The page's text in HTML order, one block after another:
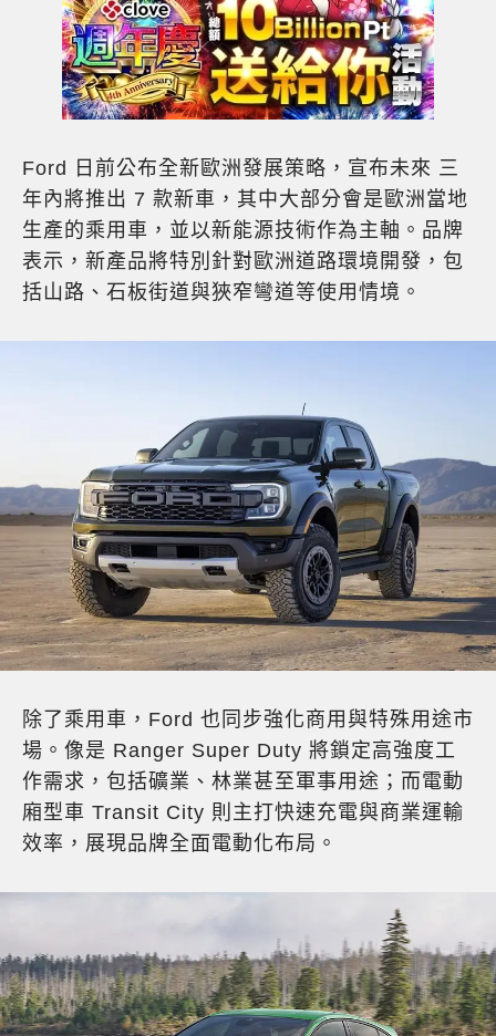
Ford 日前公布全新歐洲發展策略，宣布未來 三
年內將推出 7 款新車，其中大部分會是歐洲當地
生產的乘用車，並以新能源技術作為主軸。品牌
表示，新產品將特別針對歐洲道路環境開發，包
括山路、石板街道與狹窄彎道等使用情境。
除了乘用車，Ford 也同步強化商用與特殊用途市
場。像是 Ranger Super Duty 將鎖定高強度工
作需求，包括礦業、林業甚至軍事用途；而電動
廂型車 Transit City 則主打快速充電與商業運輸
效率，展現品牌全面電動化布局。